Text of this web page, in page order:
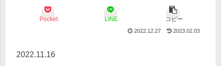
Pocket LINE コピー
2022.12.27 2023.02.03
2022.11.16